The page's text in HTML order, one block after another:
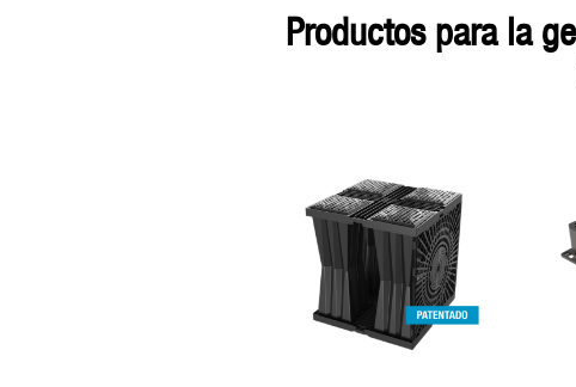
productos para la gestión de aguas de lluvia, almacenamiento del agua y